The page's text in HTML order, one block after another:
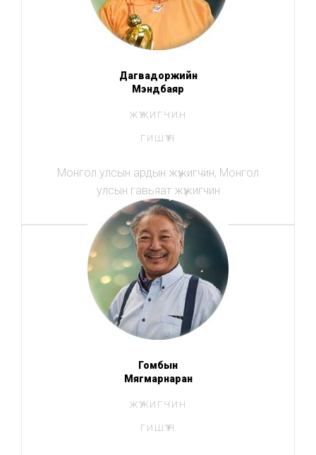
Дагвадоржийн
Мэндбаяр
ЖҮЖИГЧИН
ГИШҮҮН
Монгол улсын ардын жүжигчин, Монгол
улсын гавьяат жүжигчин
Гомбын
Мягмарнаран
ЖҮЖИГЧИН
ГИШҮҮН